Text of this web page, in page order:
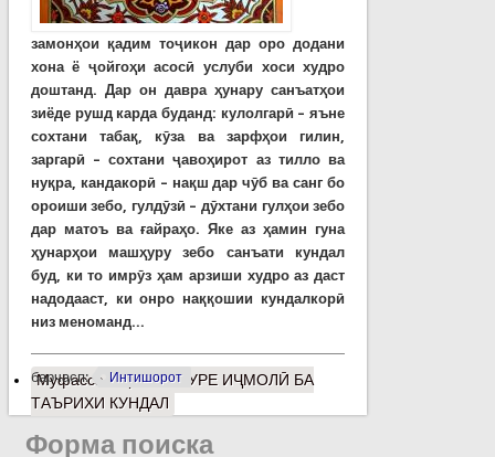
замонҳои қадим тоҷикон дар оро додани
хона ё ҷойгоҳи асосӣ услуби хоси худро
доштанд. Дар он давра ҳунару санъатҳои
зиёде рушд карда буданд: кулолгарӣ – яъне
сохтани табақ, кӯза ва зарфҳои гилин,
заргарӣ – сохтани ҷавоҳирот аз тилло ва
нуқра, кандакорӣ – нақш дар чӯб ва санг бо
ороиши зебо, гулдӯзӣ – дӯхтани гулҳои зебо
дар матоъ ва ғайраҳо. Яке аз ҳамин гуна
ҳунарҳои машҳуру зебо санъати кундал
буд, ки то имрӯз ҳам арзиши худро аз даст
надодааст, ки онро наққошии кундалкорӣ
низ меноманд...
барчасп: Интишорот
Муфассалтаро МУРУРЕ ИҶМОЛӢ БА
ТАЪРИХИ КУНДАЛ
Форма поиска